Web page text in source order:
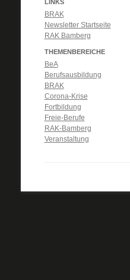
LINKS
BRAK
Newsletter Startseite
RAK Bamberg
THEMENBEREICHE
BeA
Berufsausbildung
BRAK
Corona-Krise
Fortbildung
Freie-Berufe
RAK-Bamberg
Veranstaltung